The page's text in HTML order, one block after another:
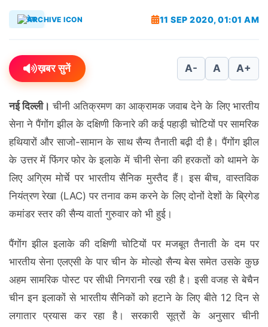
देश 11 SEP 2020, 01:01 AM
ख़बर सुनें A- A A+
नई दिल्ली।चीनी अतिक्रमण का आक्रामक जवाब देने के लिए भारतीय
सेना ने पैंगोंग झील के दक्षिणी किनारे की कई पहाड़ी चोटियों पर सामरिक
हथियारों और साजो-सामान के साथ सैन्य तैनाती बढ़ी दी है। पैंगोंग झील
के उत्तर में फिंगर फोर के इलाके में चीनी सेना की हरकतों को थामने के
लिए अग्रिम मोर्चे पर भारतीय सैनिक मुस्तैद हैं। इस बीच, वास्तविक
नियंत्रण रेखा (LAC) पर तनाव कम करने के लिए दोनों देशों के ब्रिगेड
कमांडर स्तर की सैन्य वार्ता गुरुवार को भी हुई।
पैंगोंग झील इलाके की दक्षिणी चोटियों पर मजबूत तैनाती के दम पर
भारतीय सेना एलएसी के पार चीन के मोल्डो सैन्य बेस समेत उसके कुछ
अहम सामरिक पोस्ट पर सीधी निगरानी रख रही है। इसी वजह से बेचैन
चीन इन इलाकों से भारतीय सैनिकों को हटाने के लिए बीते 12 दिन से
लगातार प्रयास कर रहा है। सरकारी सूत्रों के अनुसार चीनी